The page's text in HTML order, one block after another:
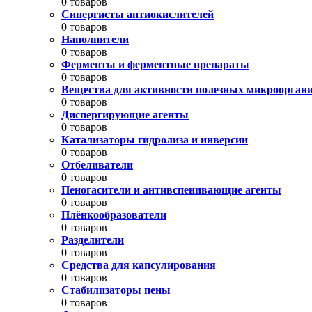
Синергисты антиокислителей
0 товаров
Наполнители
0 товаров
Ферменты и ферментные препараты
0 товаров
Вещества для активности полезных
0 товаров
Диспергирующие агенты
0 товаров
Катализаторы гидролиза и инверсии
0 товаров
Отбеливатели
0 товаров
Пеногасители и антивспенивающие агенты
0 товаров
Плёнкообразователи
0 товаров
Разделители
0 товаров
Средства для капсулирования
0 товаров
Стабилизаторы пены
0 товаров